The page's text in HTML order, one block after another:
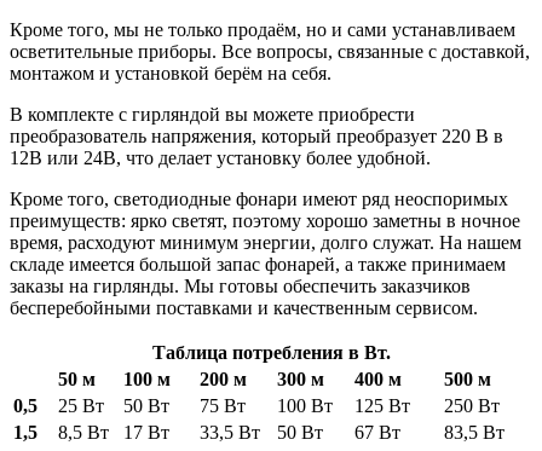
Кроме того, мы не только продаём, но и сами устанавливаем
осветительные приборы. Все вопросы, связанные с доставкой,
монтажом и установкой берём на себя.
В комплекте с гирляндой вы можете приобрести
преобразователь напряжения, который преобразует 220 В в
12В или 24В, что делает установку более удобной.
Кроме того, светодиодные фонари имеют ряд неоспоримых
преимуществ: ярко светят, поэтому хорошо заметны в ночное
время, расходуют минимум энергии, долго служат. На нашем
складе имеется большой запас фонарей, а также принимаем
заказы на гирлянды. Мы готовы обеспечить заказчиков
бесперебойными поставками и качественным сервисом.
Таблица потребления в Вт.
50 м
100 м 200 м 300 м 400 м
500 м
0,5
25 Вт 50 Вт 75 Вт 100 Вт 125 Вт
250 Вт
1,5
8,5 Вт 17 Вт 33,5 Вт 50 Вт 67 Вт
83,5 Вт